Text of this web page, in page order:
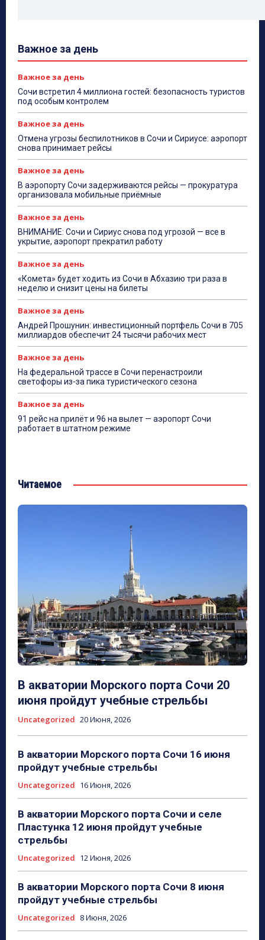
Важное за день
Важное за день
Сочи встретил 4 миллиона гостей: безопасность туристов
под особым контролем
Важное за день
Отмена угрозы беспилотников в Сочи и Сириусе: аэропорт
снова принимает рейсы
Важное за день
В аэропорту Сочи задерживаются рейсы — прокуратура
организовала мобильные приёмные
Важное за день
ВНИМАНИЕ: Сочи и Сириус снова под угрозой — все в
укрытие, аэропорт прекратил работу
Важное за день
«Комета» будет ходить из Сочи в Абхазию три раза в
неделю и снизит цены на билеты
Важное за день
Андрей Прошунин: инвестиционный портфель Сочи в 705
миллиардов обеспечит 24 тысячи рабочих мест
Важное за день
На федеральной трассе в Сочи перенастроили
светофоры из-за пика туристического сезона
Важное за день
91 рейс на прилёт и 96 на вылет — аэропорт Сочи
работает в штатном режиме
Читаемое
В акватории Морского порта Сочи 20
июня пройдут учебные стрельбы
Uncategorized 20 Июня, 2026
В акватории Морского порта Сочи 16 июня
пройдут учебные стрельбы
Uncategorized 16 Июня, 2026
В акватории Морского порта Сочи и селе
Пластунка 12 июня пройдут учебные
стрельбы
Uncategorized 12 Июня, 2026
В акватории Морского порта Сочи 8 июня
пройдут учебные стрельбы
Uncategorized 8 Июня, 2026